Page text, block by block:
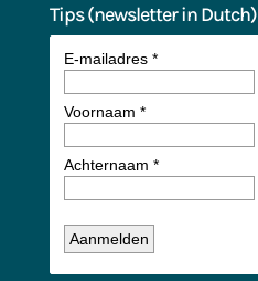
Tips (newsletter in Dutch)